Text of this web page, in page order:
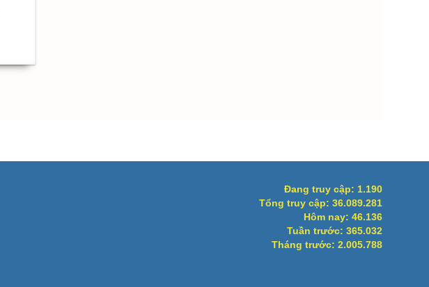
Đang truy cập: 1.190
Tổng truy cập: 36.089.281
Hôm nay: 46.136
Tuần trước: 365.032
Tháng trước: 2.005.788